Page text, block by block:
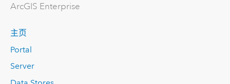
ArcGIS Enterprise
主页
Portal
Server